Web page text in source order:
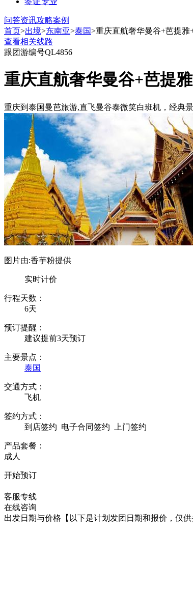
问答资讯攻略案例
首页>出境>东南亚>泰国>重庆直航奢华曼谷+芭提
查看相关线路
跟团游编号QL4856
重庆直航奢华曼谷+芭提
重庆到泰国曼芭旅游,直飞曼谷泰微笑白班机，经典
图片由:香芋粉提供
实时计价
行程天数：
6天
预订提醒：
建议提前3天预订
主要景点：
泰国
交通方式：
飞机
签约方式：
到店签约 电子合同签约 上门签约
产品套餐：
成人
开始预订
客服专线
在线咨询
出发日期与价格 【以下是计划发团日期和报价，仅供